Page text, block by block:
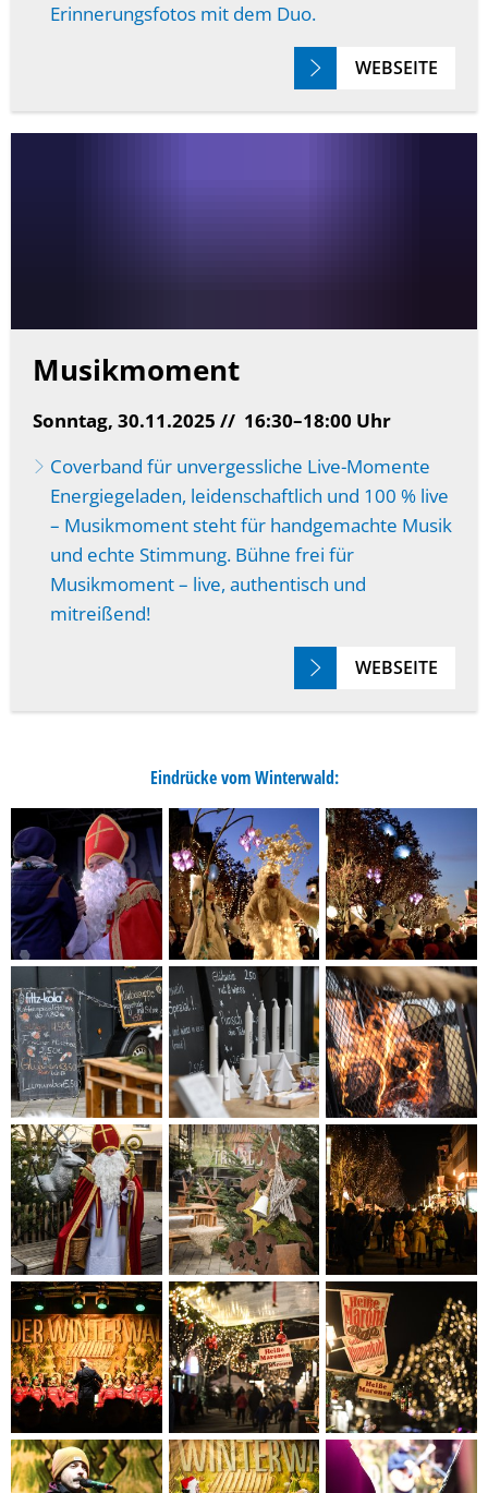
Erinnerungsfotos mit dem Duo.
WEBSEITE
Musikmoment
Sonntag, 30.11.2025 // 16:30–18:00 Uhr
Coverband für unvergessliche Live-Momente
Energiegeladen, leidenschaftlich und 100 % live
– Musikmoment steht für handgemachte Musik
und echte Stimmung. Bühne frei für
Musikmoment – live, authentisch und
mitreißend!
WEBSEITE
Eindrücke vom Winterwald: